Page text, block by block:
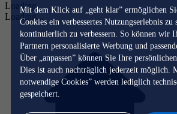
Mit dem Klick auf „geht klar” ermöglichen
Cookies ein verbessertes Nutzungserlebnis zu
kontinuierlich zu verbessern. So können wir
Partnern personalisierte Werbung und
Über „anpassen” können Sie Ihre
Dies ist auch nachträglich jederzeit möglich.
notwendige Cookies” werden lediglich
gespeichert.
Loading...
Loading...